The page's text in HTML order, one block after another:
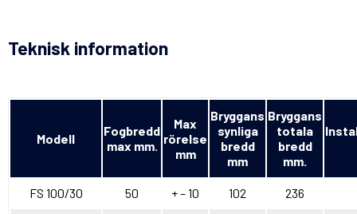
Teknisk information
Modell
Fogbredd
max mm.
Max
rörelse
mm
Bryggans
synliga
bredd
mm
Bryggans
totala
bredd
mm.
FS 100/30 50 + – 10 102
236